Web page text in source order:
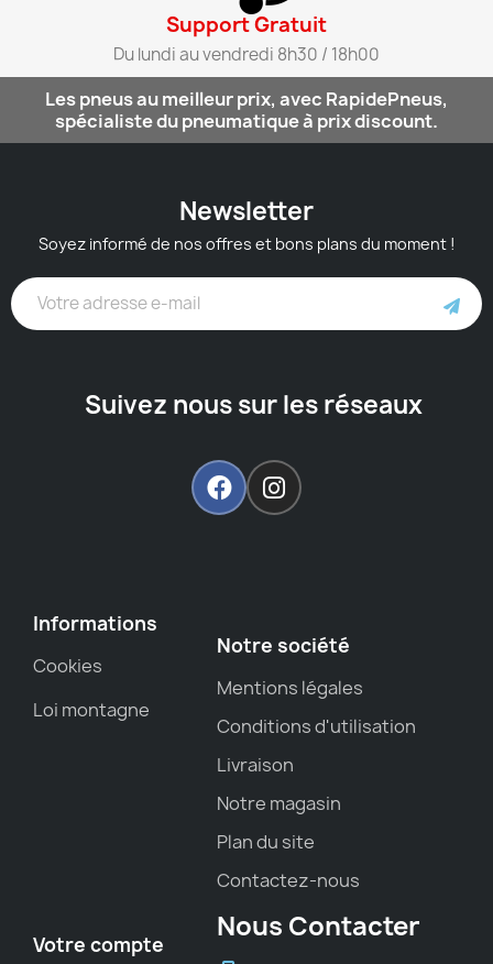
Support Gratuit​
Du lundi au vendredi 8h30 / 18h00​
Les pneus au meilleur prix, avec RapidePneus,
spécialiste du pneumatique à prix discount.
Newsletter
Soyez informé de nos offres et bons plans du moment !
Suivez nous sur les réseaux
Informations
Cookies
Loi montagne
Notre société
Mentions légales
Conditions d'utilisation
Livraison
Notre magasin
Plan du site
Contactez-nous
Votre compte
Nous Contacter